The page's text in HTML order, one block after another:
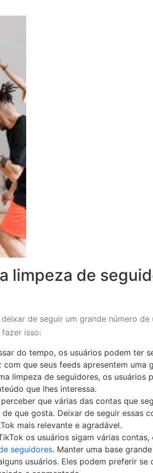
limpeza de
de seguir um grande número de
isso:
do tempo, os usuários podem ter
que seus feeds apresentem uma
limpeza de seguidores, os usuários
que lhes interessa.
que várias das contas que
que gosta. Deixar de seguir essas
mais relevante e agradável.
os usuários sigam várias contas,
seguidores. Manter uma base
usuários. Eles podem preferir se